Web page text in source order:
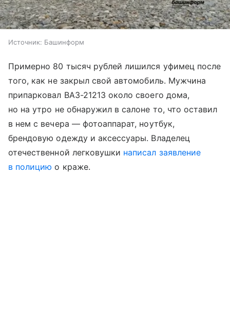
Источник: Башинформ
Примерно 80 тысяч рублей лишился уфимец после
того, как не закрыл свой автомобиль. Мужчина
припарковал ВАЗ-21213 около своего дома,
но на утро не обнаружил в салоне то, что оставил
в нем с вечера — фотоаппарат, ноутбук,
брендовую одежду и аксессуары. Владелец
отечественной легковушки написал заявление
в полицию о краже.